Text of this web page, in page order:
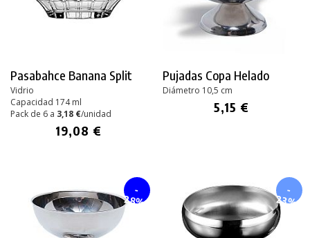
Pasabahce Banana Split
Vidrio
Capacidad 174 ml
Pack de 6 a 3,18 €/unidad
19,08 €
Pujadas Copa Helado
Diámetro 10,5 cm
5,15 €
-
28%
-
23%